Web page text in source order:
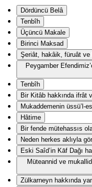
Dördüncü Belâ
Tenbîh
Üçüncü Makale
Birinci Maksad
Şeriât, hakâik, füruât ve
Peygamber
Tenbîh
Bir Kitâb hakkında ifrât
Mukaddemenin üssü’l-
Hâtime
Bir fende mütehassıs
Neden herkes aklıyla
Eski Saîd’in Kāf Dağı
Müteannid ve
Zülkarneyn hakkında